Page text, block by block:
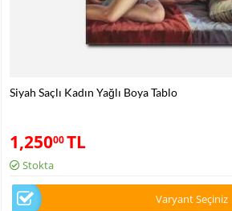
Siyah Saçlı Kadın Yağlı Boya Tablo
1,25000TL
Stokta
Varyant Seçiniz